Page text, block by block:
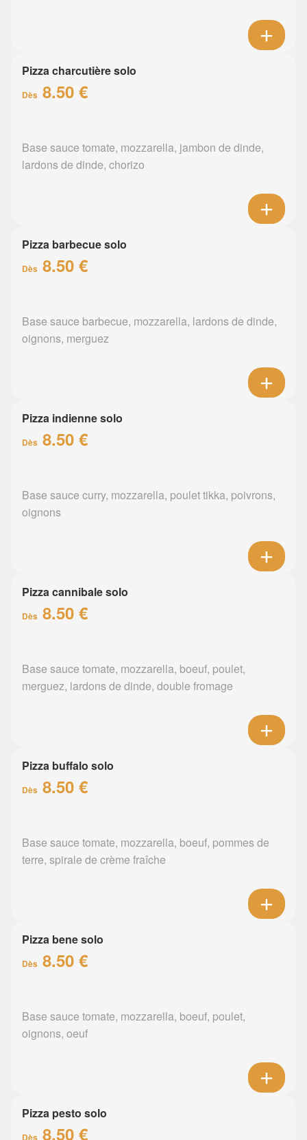
Pizza charcutière solo
Dès 8.50 €
Base sauce tomate, mozzarella, jambon de dinde,
lardons de dinde, chorizo
Pizza barbecue solo
Dès 8.50 €
Base sauce barbecue, mozzarella, lardons de dinde,
oignons, merguez
Pizza indienne solo
Dès 8.50 €
Base sauce curry, mozzarella, poulet tikka, poivrons,
oignons
Pizza cannibale solo
Dès 8.50 €
Base sauce tomate, mozzarella, boeuf, poulet,
merguez, lardons de dinde, double fromage
Pizza buffalo solo
Dès 8.50 €
Base sauce tomate, mozzarella, boeuf, pommes de
terre, spirale de crème fraîche
Pizza bene solo
Dès 8.50 €
Base sauce tomate, mozzarella, boeuf, poulet,
oignons, oeuf
Pizza pesto solo
Dès 8.50 €